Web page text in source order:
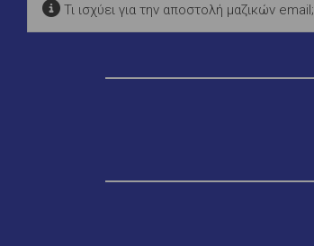
Τι ισχύει για την αποστολή μαζικών email;